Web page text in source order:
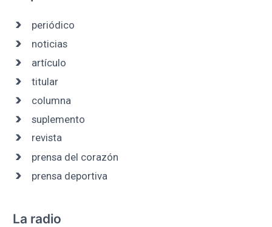
periódico
noticias
artículo
titular
columna
suplemento
revista
prensa del corazón
prensa deportiva
La radio